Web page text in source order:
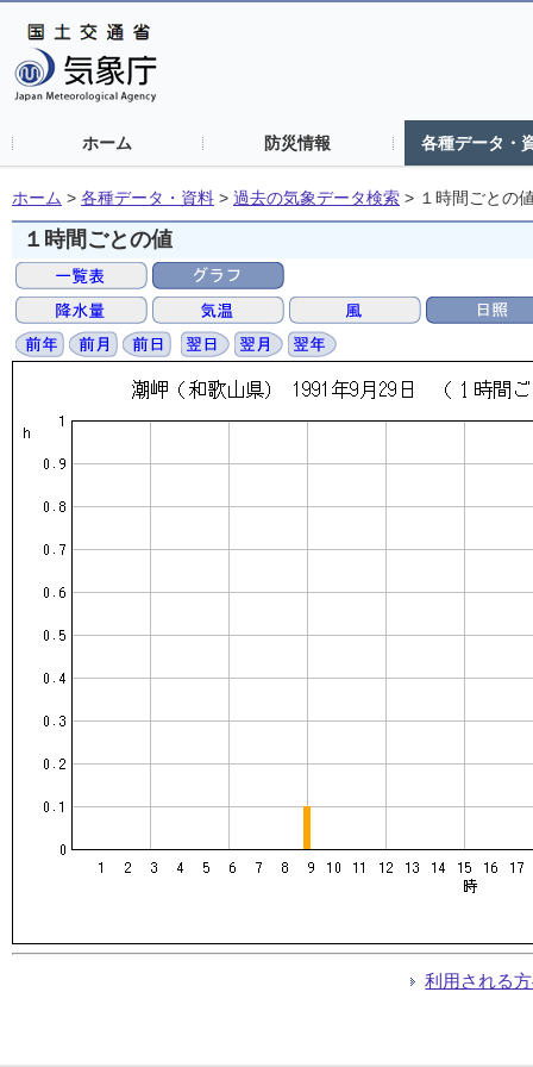
ホーム 防災情報 各種データ・
ホーム > 各種データ・資料 > 過去の気象データ検索 > １時間ごとの
１時間ごとの値
利用される